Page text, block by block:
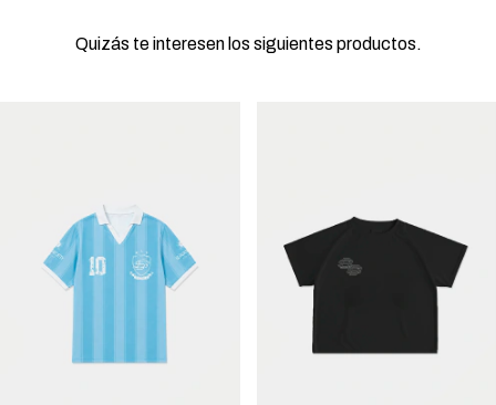
Quizás te interesen los siguientes productos.